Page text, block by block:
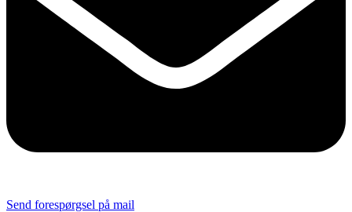
Send forespørgsel på mail